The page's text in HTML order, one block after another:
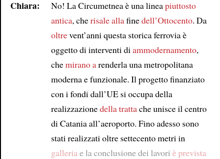
Chiara: No! La Circumetnea è una lineapiuttosto
antica, cherisale allafinedell’Ottocento. Da
oltrevent’anni questa storica ferrovia è
oggetto di interventi di ammodernamento,
chemirano arenderla una metropolitana
moderna e funzionale. Il progetto finanziato
con i fondi dall’UE si occupa della
realizzazionedella trattache unisce il centro
di Catania all’aeroporto. Fino adesso sono
stati realizzati oltre settecento metri in
galleria e la conclusione dei lavori è prevista